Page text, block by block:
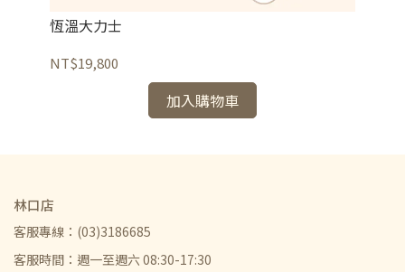
恆溫大力士
NT$19,800
加入購物車
林口店
客服專線：(03)3186685
客服時間：週一至週六 08:30-17:30